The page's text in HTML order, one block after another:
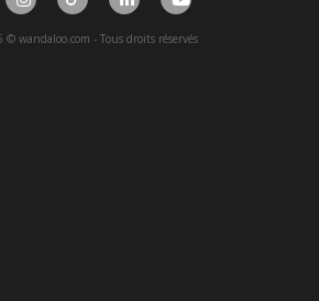
© wandaloo.com - Tous droits réservés